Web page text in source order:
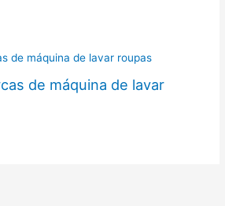
de máquina de lavar